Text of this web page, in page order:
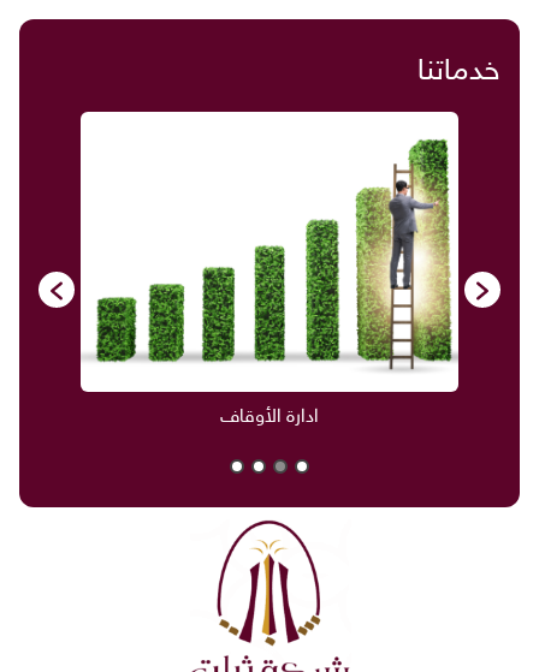
خدماتنا
ادارة الأوقاف